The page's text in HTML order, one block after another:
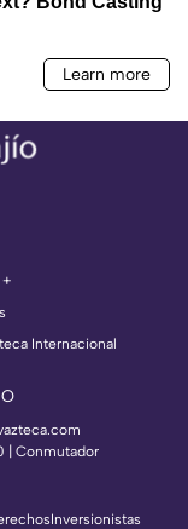
+
Internacional
| Conmutador
Inversionistas